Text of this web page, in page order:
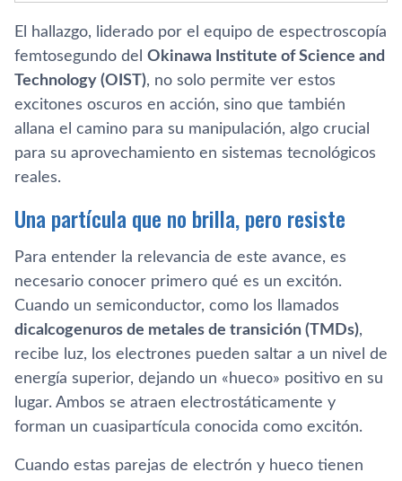
El hallazgo, liderado por el equipo de espectroscopía
femtosegundo del Okinawa Institute of Science and
Technology (OIST), no solo permite ver estos
excitones oscuros en acción, sino que también
allana el camino para su manipulación, algo crucial
para su aprovechamiento en sistemas tecnológicos
reales.
Una partícula que no brilla, pero resiste
Para entender la relevancia de este avance, es
necesario conocer primero qué es un excitón.
Cuando un semiconductor, como los llamados
dicalcogenuros de metales de transición (TMDs),
recibe luz, los electrones pueden saltar a un nivel de
energía superior, dejando un «hueco» positivo en su
lugar. Ambos se atraen electrostáticamente y
forman un cuasipartícula conocida como excitón.
Cuando estas parejas de electrón y hueco tienen